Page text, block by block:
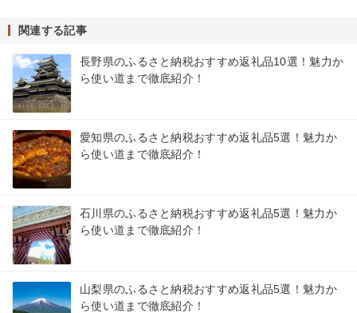
関連する記事
長野県のふるさと納税おすすめ返礼品10選！魅力か
ら使い道まで徹底紹介！
愛知県のふるさと納税おすすめ返礼品5選！魅力か
ら使い道まで徹底紹介！
石川県のふるさと納税おすすめ返礼品5選！魅力か
ら使い道まで徹底紹介！
山梨県のふるさと納税おすすめ返礼品5選！魅力か
ら使い道まで徹底紹介！